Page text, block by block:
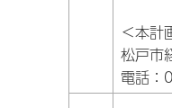
＜本計
松戸市
電話